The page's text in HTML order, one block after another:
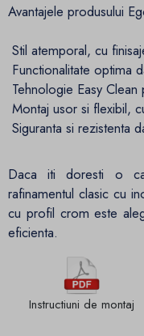
Avantajele produsului
Stil atemporal, cu
Functionalitate optima
Tehnologie Easy
Montaj usor si flexibil,
Siguranta si rezistenta
Daca iti doresti o
rafinamentul clasic cu
cu profil crom este
eficienta.
Instructiuni de montaj